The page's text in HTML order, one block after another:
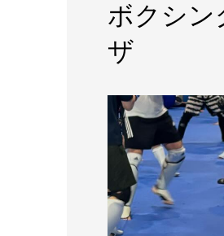
ボクシン
ザ